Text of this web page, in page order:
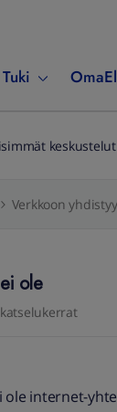
Tuki
keskustelut
Verkkoon
ole
ole internet-